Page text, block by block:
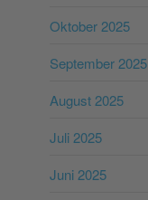
Oktober 2025
September 2025
August 2025
Juli 2025
Juni 2025